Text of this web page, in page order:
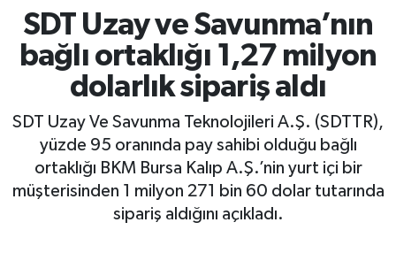
SDT Uzay ve Savunma’nın
bağlı ortaklığı 1,27 milyon
dolarlık sipariş aldı
SDT Uzay Ve Savunma Teknolojileri A.Ş. (SDTTR),
yüzde 95 oranında pay sahibi olduğu bağlı
ortaklığı BKM Bursa Kalıp A.Ş.’nin yurt içi bir
müşterisinden 1 milyon 271 bin 60 dolar tutarında
sipariş aldığını açıkladı.
Emtia
Galeri
Bitcoin
Şirket Haberleri